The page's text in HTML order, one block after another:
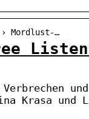
Mordlust-…
Krasa und